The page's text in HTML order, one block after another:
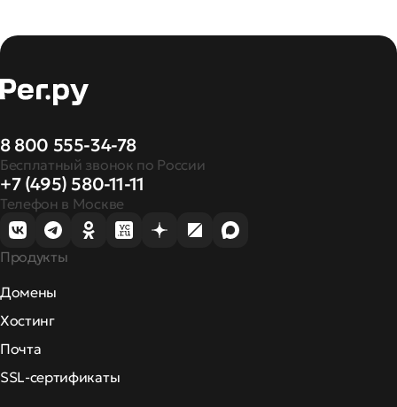
8 800 555-34-78
Бесплатный звонок по России
+7 (495) 580-11-11
Телефон в Москве
Продукты
Домены
Хостинг
Почта
SSL-сертификаты